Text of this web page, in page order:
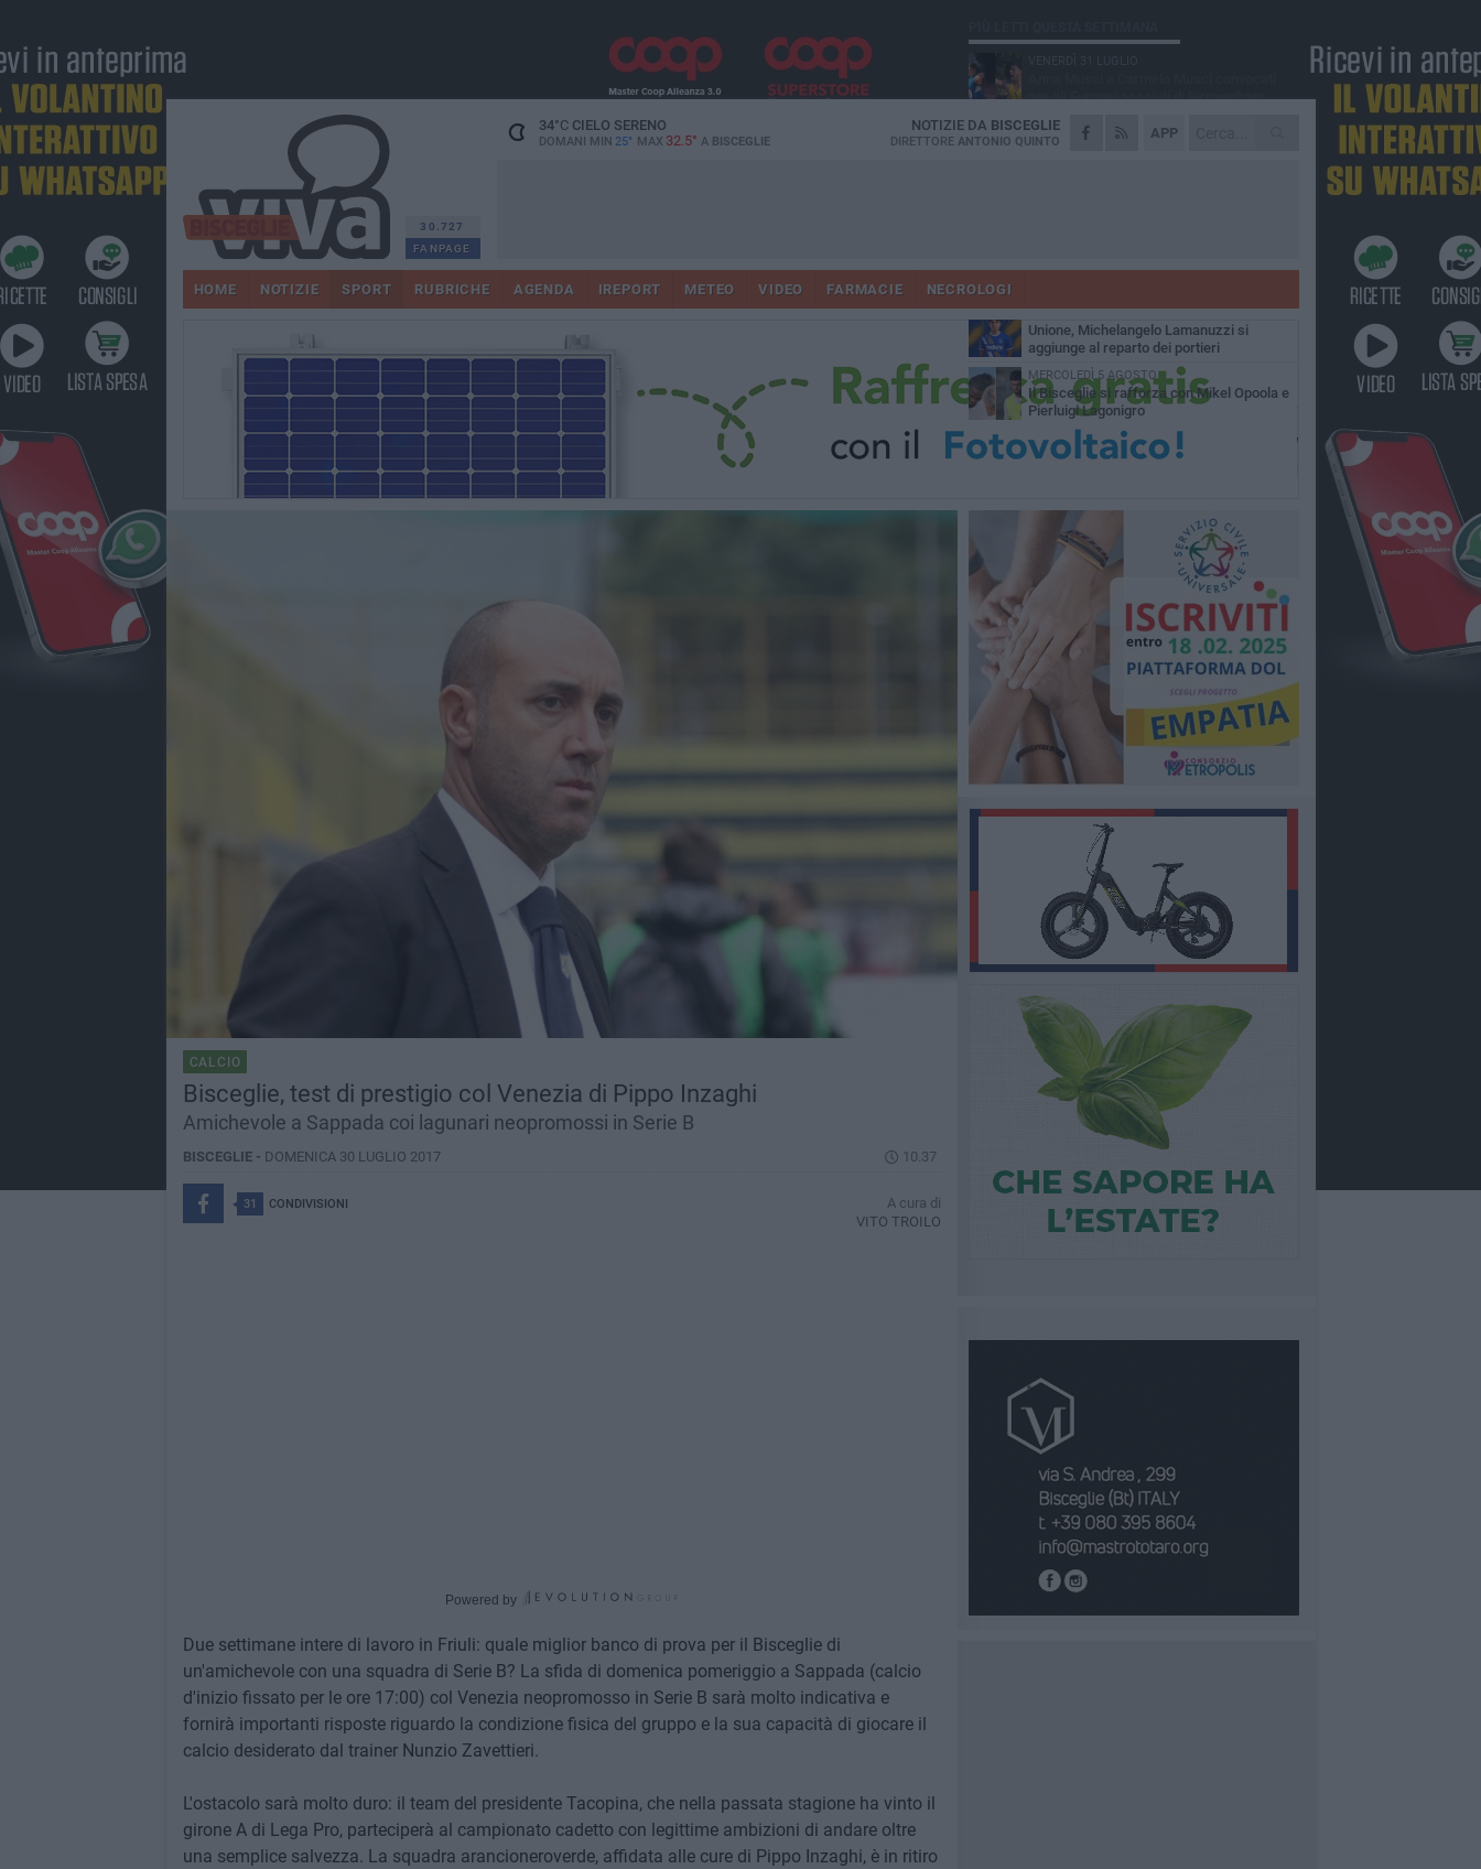
30.727
FANPAGE
34°CCIELO SERENO
DOMANI MIN 25° MAX 32.5° A BISCEGLIE
APP
NOTIZIE DA BISCEGLIE
DIRETTORE ANTONIO QUINTO
HOME NOTIZIE SPORT RUBRICHE AGENDA IREPORT METEO VIDEO FARMACIE NECROLOGI
CALCIO
Bisceglie, test di prestigio col Venezia di Pippo Inzaghi
Amichevole a Sappada coi lagunari neopromossi in Serie B
BISCEGLIE - DOMENICA 30 LUGLIO 2017 10.37
31 CONDIVISIONI
A cura di
VITO TROILO
Powered by
Due settimane intere di lavoro in Friuli: quale miglior banco di prova per il Bisceglie di
un'amichevole con una squadra di Serie B? La sfida di domenica pomeriggio a Sappada (calcio
d'inizio fissato per le ore 17:00) col Venezia neopromosso in Serie B sarà molto indicativa e
fornirà importanti risposte riguardo la condizione fisica del gruppo e la sua capacità di giocare il
calcio desiderato dal trainer Nunzio Zavettieri.
L'ostacolo sarà molto duro: il team del presidente Tacopina, che nella passata stagione ha vinto il
girone A di Lega Pro, parteciperà al campionato cadetto con legittime ambizioni di andare oltre
una semplice salvezza. La squadra arancioneroverde, affidata alle cure di Pippo Inzaghi, è in ritiro
per gli Europei assoluti di Birmingham
LUNEDÌ 3 AGOSTO
Simone Franceschi, una solida certezza
Unione, in difesa arriva Francesco Lorusso
SABATO 1 AGOSTO
Unione, Michelangelo Lamanuzzi si
aggiunge al reparto dei portieri
MERCOLEDÌ 5 AGOSTO
Il Bisceglie si rafforza con Mikel Opoola e
Pierluigi Lagonigro